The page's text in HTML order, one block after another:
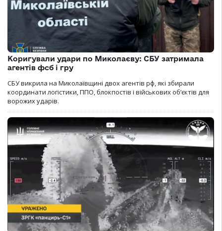
Коригували удари по Миколаєву: СБУ затримала
агентів фсб і гру
СБУ викрила на Миколаївщині двох агентів рф, які збирали
координати логістики, ППО, блокпостів і військових об’єктів для
ворожих ударів.